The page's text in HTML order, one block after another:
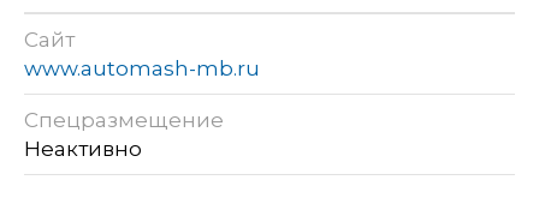
Сайт
www.automash-mb.ru
Спецразмещение
Неактивно